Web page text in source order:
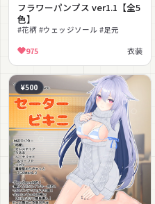
フラワーパンプス ver1.1【全5
色】
#花柄 #ウェッジソール #足元
975 衣装
¥500